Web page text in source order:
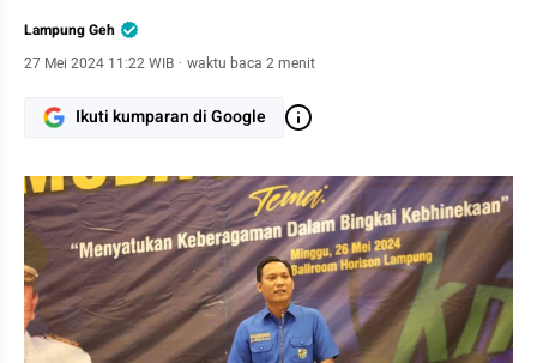
Lampung Geh
27 Mei 2024 11:22 WIB · waktu baca 2 menit
Ikuti kumparan di Google